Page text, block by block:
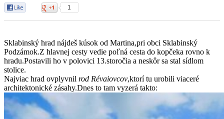
1
Sklabinský hrad nájdeš kúsok od Martina,pri obci Sklabinský
Podzámok.Z hlavnej cesty vedie poľná cesta do kopčeka rovno k
hradu.Postavili ho v polovici 13.storočia a neskôr sa stal sídlom
stolice.
Najviac hrad ovplyvnil rod Révaiovcov,ktorí tu urobili viaceré
architektonické zásahy.Dnes to tam vyzerá takto: